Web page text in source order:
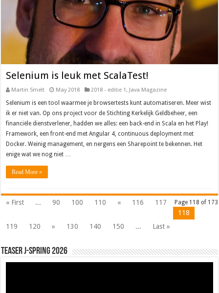
Selenium is leuk met ScalaTest!
Martin Smelt May 2018 2018 - editie 1, Java Magazine
Selenium is een tool waarmee je browsertests kunt automatiseren. Meer wist
ik er niet van. Op ons project voor de Stichting Kerkelijk Geldbeheer, een
financiële dienstverlener, hadden we alles: een back-end in Scala en het Play!
Framework, een front-end met Angular 4, continuous deployment met
Docker. Weinig management, en nergens een Sharepoint te bekennen. Het
enige wat we nog niet …
Read More »
Page 118 of 173
« First ... 90 100 110 « 116
117
118
119
120 » 130 140 150 ... Last »
Teaser J-Spring 2026